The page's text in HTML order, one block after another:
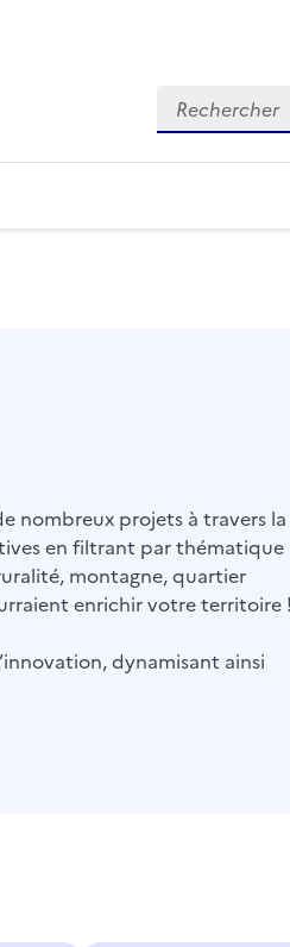
nombreux projets à travers la
en filtrant par thématique
montagne, quartier
enrichir votre territoire !
dynamisant ainsi